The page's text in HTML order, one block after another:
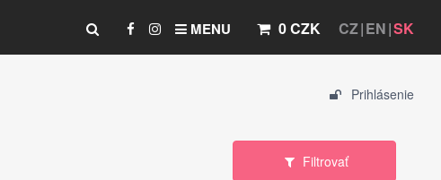
CZ EN SK
0 CZK
MENU
Prihlásenie
Filtrovať